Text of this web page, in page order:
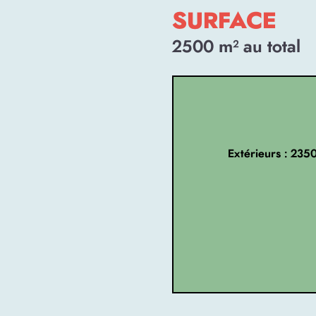
SURFACE
2500 m² au total
Extérieurs :